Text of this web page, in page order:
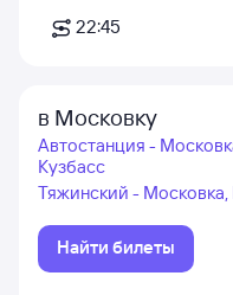
22:45
в Московку
Автостанция -
Кузбасс
Тяжинский - Московка,
Найти билеты